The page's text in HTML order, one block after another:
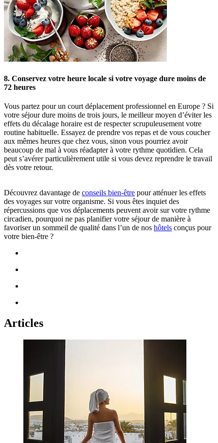
8. Conservez votre heure locale si votre voyage dure moins de
72 heures
Vous partez pour un court déplacement professionnel en Europe ? Si
votre séjour dure moins de trois jours, le meilleur moyen d’éviter les
effets du décalage horaire est de respecter scrupuleusement votre
routine habituelle. Essayez de prendre vos repas et de vous coucher
aux mêmes heures que chez vous, sinon vous pourriez avoir
beaucoup de mal à vous réadapter à votre rythme quotidien. Cela
peut s’avérer particulièrement utile si vous devez reprendre le travail
dès votre retour.
Découvrez davantage de conseils bien-être pour atténuer les effets
des voyages sur votre organisme. Si vous êtes inquiet des
répercussions que vos déplacements peuvent avoir sur votre rythme
circadien, pourquoi ne pas planifier votre séjour de manière à
favoriser un sommeil de qualité dans l’un de nos hôtels conçus pour
votre bien-être ?
Articles